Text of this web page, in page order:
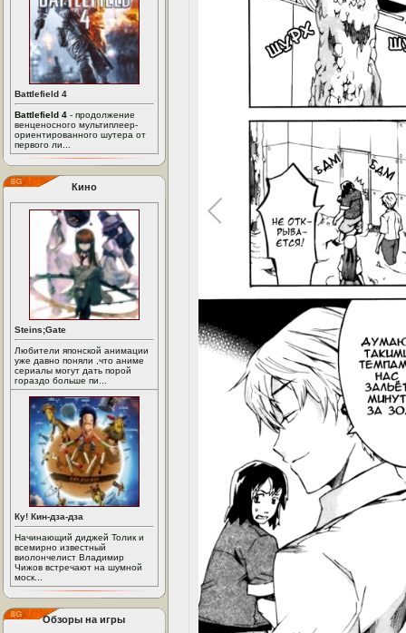
Battlefield 4
Battlefield 4 - продолжение
венценосного мультиплеер-
ориентированного шутера от
первого ли...
Кино
Steins;Gate
Любители японской анимации
уже давно поняли ,что аниме
сериалы могут дать порой
гораздо больше пи...
Ку! Кин-дза-дза
Начинающий диджей Толик и
всемирно известный
виолончелист Владимир
Чижов встречают на шумной
моск...
Обзоры на игры